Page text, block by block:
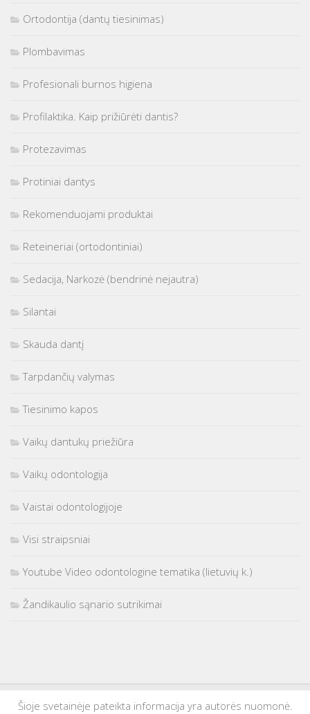
Ortodontija (dantų tiesinimas)
Plombavimas
Profesionali burnos higiena
Profilaktika. Kaip prižiūrėti dantis?
Protezavimas
Protiniai dantys
Rekomenduojami produktai
Reteineriai (ortodontiniai)
Sedacija, Narkozė (bendrinė nejautra)
Silantai
Skauda dantį
Tarpdančių valymas
Tiesinimo kapos
Vaikų dantukų priežiūra
Vaikų odontologija
Vaistai odontologijoje
Visi straipsniai
Youtube Video odontologine tematika (lietuvių k.)
Žandikaulio sąnario sutrikimai
Šioje svetainėje pateikta informacija yra autorės nuomonė.